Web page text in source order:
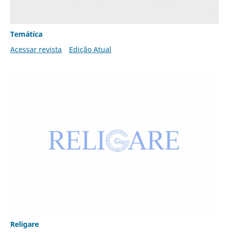
Temática
Acessar revista
Edição Atual
Religare